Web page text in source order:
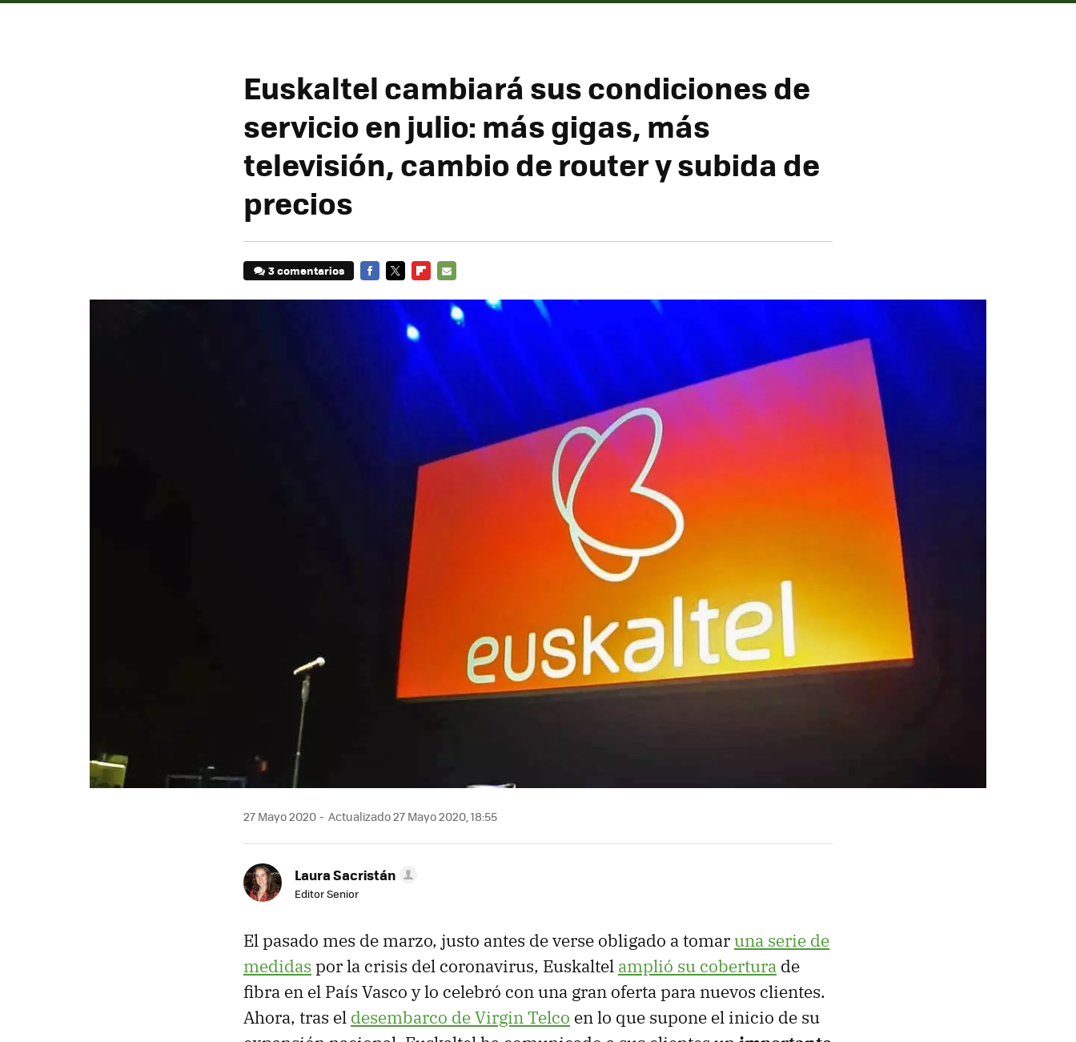
Euskaltel cambiará sus condiciones de
servicio en julio: más gigas, más
televisión, cambio de router y subida de
precios
3 comentarios
MAIL
27 Mayo 2020 Actualizado 27 Mayo 2020, 18:55
Laura Sacristán
Editor Senior
El pasado mes de marzo, justo antes de verse obligado a tomaruna serie de
medidas por la crisis del coronavirus, Euskaltel amplió su cobertura de
fibra en el País Vasco y lo celebró con una gran oferta para nuevos clientes.
Ahora, tras el desembarco de Virgin Telco en lo que supone el inicio de su